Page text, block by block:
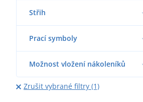
Střih
Prací symboly
Možnost vložení nákoleníků
Zrušit vybrané filtry (1)